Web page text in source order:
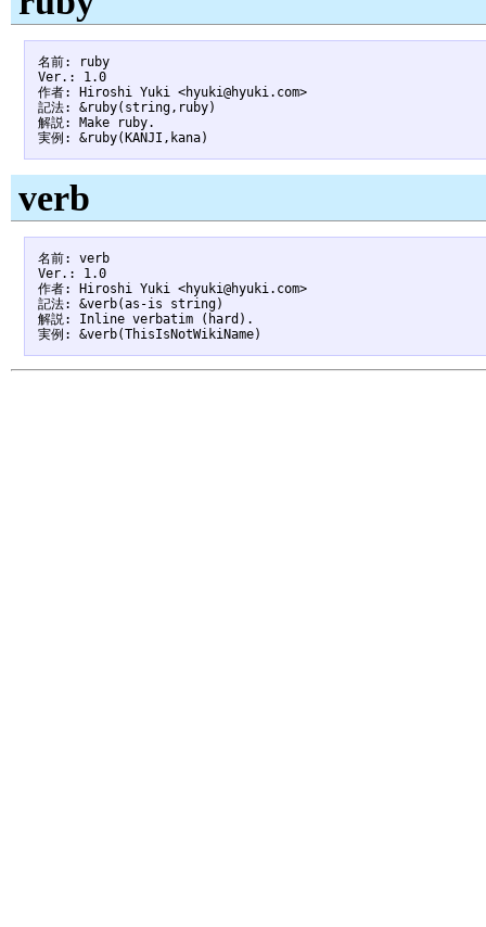
名前: ruby
Ver.: 1.0
作者: Hiroshi Yuki <hyuki@hyuki.com>
記法: &ruby(string,ruby)
解説: Make ruby.
verb
名前: verb
Ver.: 1.0
作者: Hiroshi Yuki <hyuki@hyuki.com>
記法: &verb(as-is string)
解説: Inline verbatim (hard).